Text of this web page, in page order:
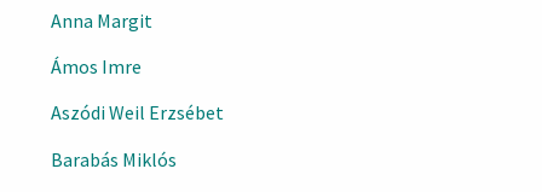
Anna Margit
Ámos Imre
Aszódi Weil Erzsébet
Barabás Miklós